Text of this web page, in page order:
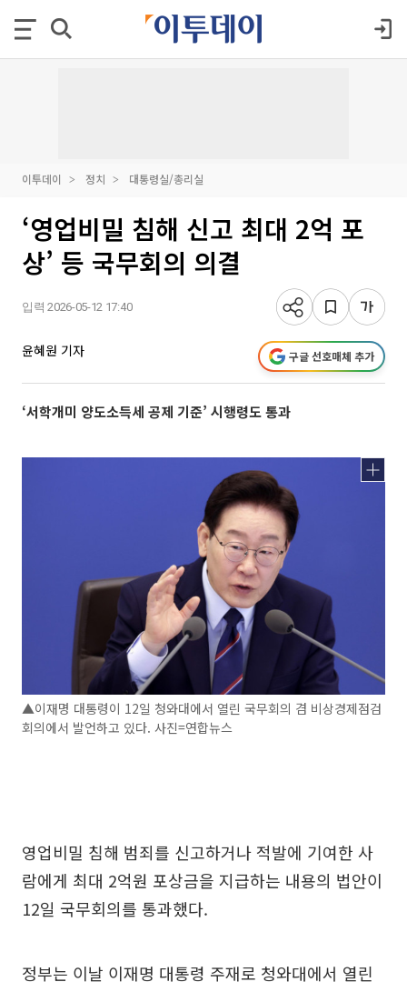
이투데이 정치 대통령실/총리실
‘영업비밀 침해 신고 최대 2억 포
상’ 등 국무회의 의결
입력 2026-05-12 17:40
윤혜원 기자 구글 선호매체 추가
‘서학개미 양도소득세 공제 기준’ 시행령도 통과
▲이재명 대통령이 12일 청와대에서 열린 국무회의 겸 비상경제점검
회의에서 발언하고 있다. 사진=연합뉴스
영업비밀 침해 범죄를 신고하거나 적발에 기여한 사
람에게 최대 2억원 포상금을 지급하는 내용의 법안이
12일 국무회의를 통과했다.
정부는 이날 이재명 대통령 주재로 청와대에서 열린